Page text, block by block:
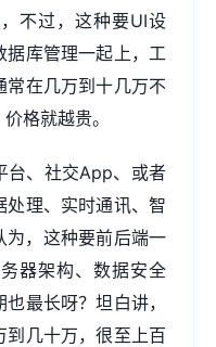
不过，这种要UI设
据库管理一起上，工
常在几万到十几万不
格就越贵。
台、社交App、或者
处理、实时通讯、智
，这种要前后端一
器架构、数据安全
最长呀？坦白讲，
到几十万，很至上百